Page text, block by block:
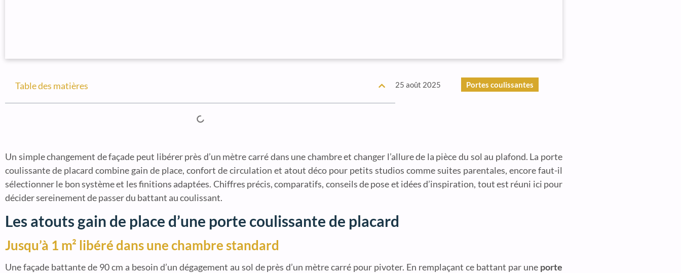
Table des matières 25 août 2025 Portes coulissantes
Un simple changement de façade peut libérer près d’un mètre carré dans une chambre et changer l’allure de la pièce du sol au plafond. La porte
coulissante de placard combine gain de place, confort de circulation et atout déco pour petits studios comme suites parentales, encore faut-il
sélectionner le bon système et les finitions adaptées. Chiffres précis, comparatifs, conseils de pose et idées d’inspiration, tout est réuni ici pour
décider sereinement de passer du battant au coulissant.
Les atouts gain de place d’une porte coulissante de placard
Jusqu’à 1 m² libéré dans une chambre standard
Une façade battante de 90 cm a besoin d’un dégagement au sol de près d’un mètre carré pour pivoter. En remplaçant ce battant par une porte